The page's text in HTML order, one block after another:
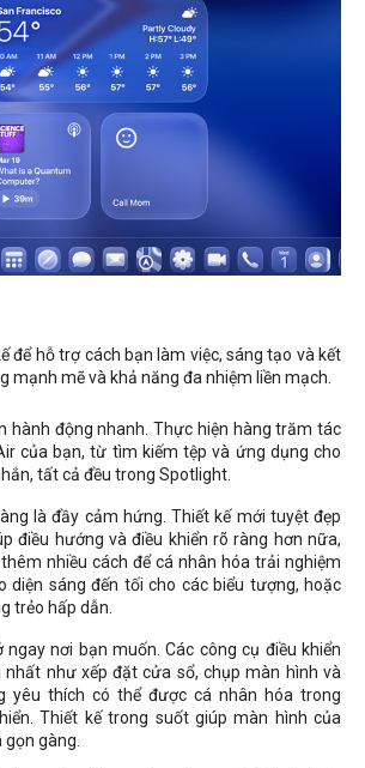
để hỗ trợ cách bạn làm việc, sáng tạo và kết
mạnh mẽ và khả năng đa nhiệm liền mạch.
hành động nhanh. Thực hiện hàng trăm tác
của bạn, từ tìm kiếm tệp và ứng dụng cho
tất cả đều trong Spotlight.
là đầy cảm hứng. Thiết kế mới tuyệt đẹp
điều hướng và điều khiển rõ ràng hơn nữa,
nhiều cách để cá nhân hóa trải nghiệm
diện sáng đến tối cho các biểu tượng, hoặc
trẻo hấp dẫn.
nơi bạn muốn. Các công cụ điều khiển
nhất như xếp đặt cửa sổ, chụp màn hình và
yêu thích có thể được cá nhân hóa trong
Thiết kế trong suốt giúp màn hình của
gọn gàng.